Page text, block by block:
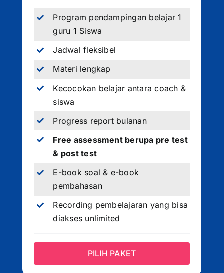
Program pendampingan belajar 1
guru 1 Siswa
Jadwal fleksibel
Materi lengkap
Kecocokan belajar antara coach &
siswa
Progress report bulanan
Free assessment berupa pre test
& post test
E-book soal & e-book
pembahasan
Recording pembelajaran yang bisa
diakses unlimited
PILIH PAKET